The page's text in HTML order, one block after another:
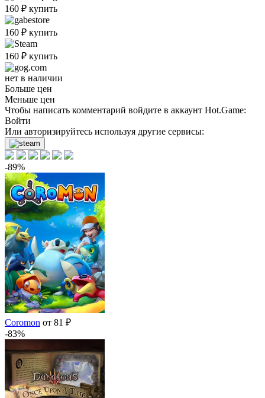
160 ₽ купить
160 ₽ купить
160 ₽ купить
нет в наличии
Больше цен
Меньше цен
Чтобы написать комментарий войдите в аккаунт Hot.Game:
Войти
Или авторизируйтесь используя другие сервисы:
-89%
Coromon от 81 ₽
-83%